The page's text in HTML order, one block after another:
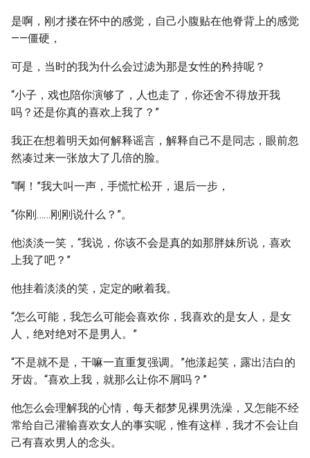
是啊，刚才搂在怀中的感觉，自己小腹贴在他脊背上的感觉
——僵硬，
可是，当时的我为什么会过滤为那是女性的矜持呢？
“小子，戏也陪你演够了，人也走了，你还舍不得放开我
吗？还是你真的喜欢上我了？”
我正在想着明天如何解释谣言，解释自己不是同志，眼前忽
然凑过来一张放大了几倍的脸。
“啊！”我大叫一声，手慌忙松开，退后一步，
“你刚……刚刚说什么？”。
他淡淡一笑，“我说，你该不会是真的如那胖妹所说，喜欢
上我了吧？”
他挂着淡淡的笑，定定的瞅着我。
“怎么可能，我怎么可能会喜欢你，我喜欢的是女人，是女
人，绝对绝对不是男人。”
“不是就不是，干嘛一直重复强调。”他漾起笑，露出洁白的
牙齿。“喜欢上我，就那么让你不屑吗？”
他怎么会理解我的心情，每天都梦见裸男洗澡，又怎能不经
常给自己灌输喜欢女人的事实呢，惟有这样，我才不会让自
己有喜欢男人的念头。